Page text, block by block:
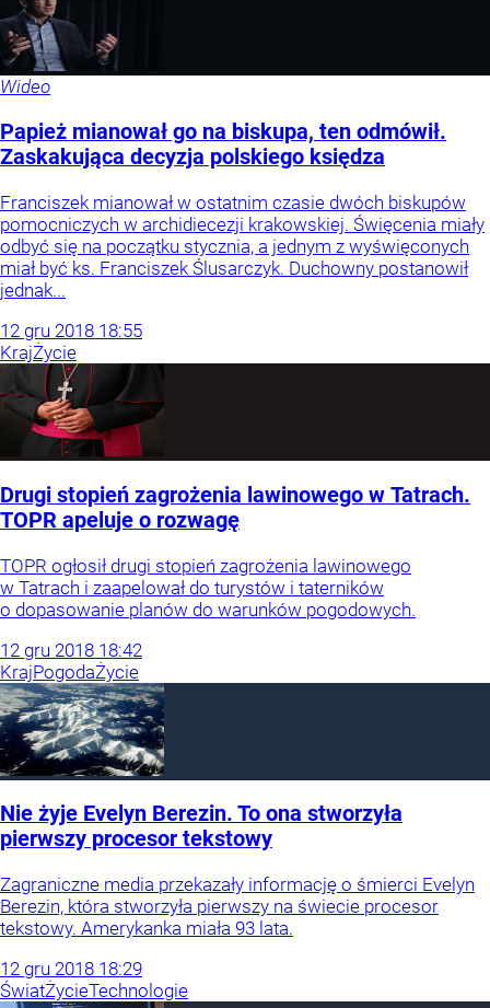
Wideo
Papież mianował go na biskupa, ten odmówił.
Zaskakująca decyzja polskiego księdza
Franciszek mianował w ostatnim czasie dwóch biskupów
pomocniczych w archidiecezji krakowskiej. Święcenia miały
odbyć się na początku stycznia, a jednym z wyświęconych
miał być ks. Franciszek Ślusarczyk. Duchowny postanowił
jednak...
12 gru 2018 18:55
KrajŻycie
Drugi stopień zagrożenia lawinowego w Tatrach.
TOPR apeluje o rozwagę
TOPR ogłosił drugi stopień zagrożenia lawinowego
w Tatrach i zaapelował do turystów i taterników
o dopasowanie planów do warunków pogodowych.
12 gru 2018 18:42
KrajPogodaŻycie
Nie żyje Evelyn Berezin. To ona stworzyła
pierwszy procesor tekstowy
Zagraniczne media przekazały informację o śmierci Evelyn
Berezin, która stworzyła pierwszy na świecie procesor
tekstowy. Amerykanka miała 93 lata.
12 gru 2018 18:29
ŚwiatŻycieTechnologie